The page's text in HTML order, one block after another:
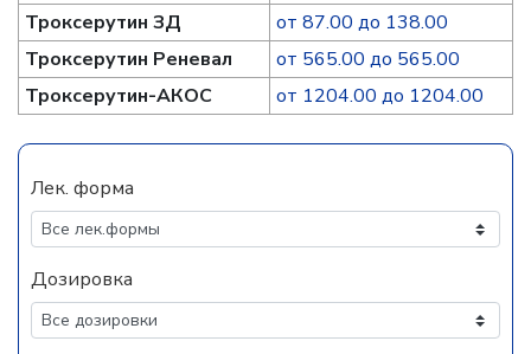
Троксерутин ЗД
от 87.00 до 138.00
Троксерутин Реневал
от 565.00 до 565.00
Троксерутин-АКОС
от 1204.00 до 1204.00
Лек. форма
Дозировка